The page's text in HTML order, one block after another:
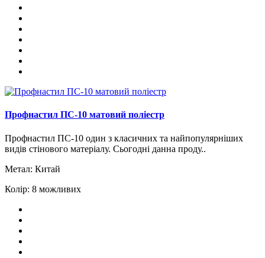
Профнастил ПС-10 матовий поліестр
Профнастил ПС-10 один з класичних та найпопулярніших
видів стінового матеріалу. Сьогодні данна проду..
Метал: Китай
Колір: 8 можливих